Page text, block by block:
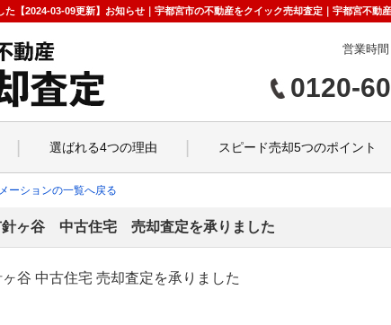
2024-03-09更新】お知らせ｜宇都宮市の不動産をクイック売却査定｜宇都宮不動産
営業時
0120-
選ばれる4つの理由 スピード売却5つのポイント
ーションの一覧へ戻る
針ヶ谷 中古住宅 売却査定を承りました
谷 中古住宅 売却査定を承りました